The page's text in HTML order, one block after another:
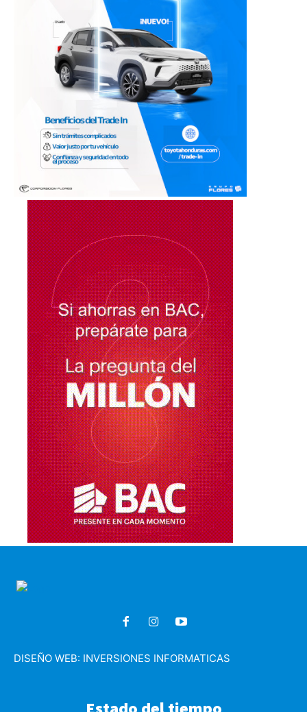
DISEÑO WEB: INVERSIONES INFORMATICAS